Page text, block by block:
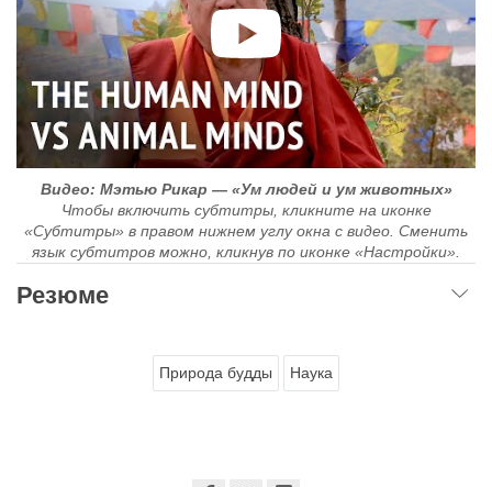
Видео: Мэтью Рикар — «Ум людей и ум животных»
Чтобы включить субтитры, кликните на иконке
«Субтитры» в правом нижнем углу окна с видео. Сменить
язык субтитров можно, кликнув по иконке «Настройки».
Резюме
Природа будды Наука